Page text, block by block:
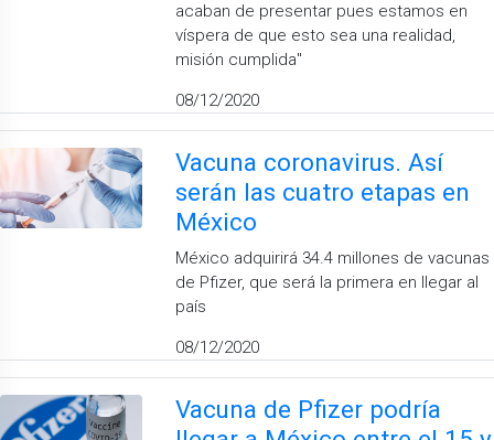
acaban de presentar pues estamos en
víspera de que esto sea una realidad,
misión cumplida''
08/12/2020
Vacuna coronavirus. Así
serán las cuatro etapas en
México
México adquirirá 34.4 millones de vacunas
de Pfizer, que será la primera en llegar al
país
08/12/2020
Vacuna de Pfizer podría